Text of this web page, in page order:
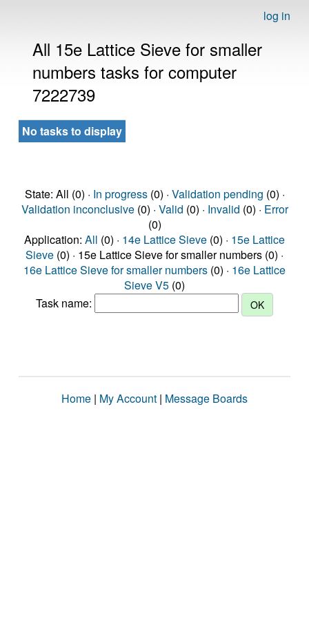
log in
All 15e Lattice Sieve for smaller
numbers tasks for computer
7222739
No tasks to display
State: All (0) · In progress(0) · Validation pending (0) ·
Validation inconclusive(0) · Valid (0) · Invalid (0) · Error
(0)
Application: All (0) · 14e Lattice Sieve (0) · 15e Lattice
Sieve (0) · 15e Lattice Sieve for smaller numbers (0) ·
16e Lattice Sieve for smaller numbers (0) · 16e Lattice
Sieve V5 (0)
Task name:
Home | My Account | Message Boards